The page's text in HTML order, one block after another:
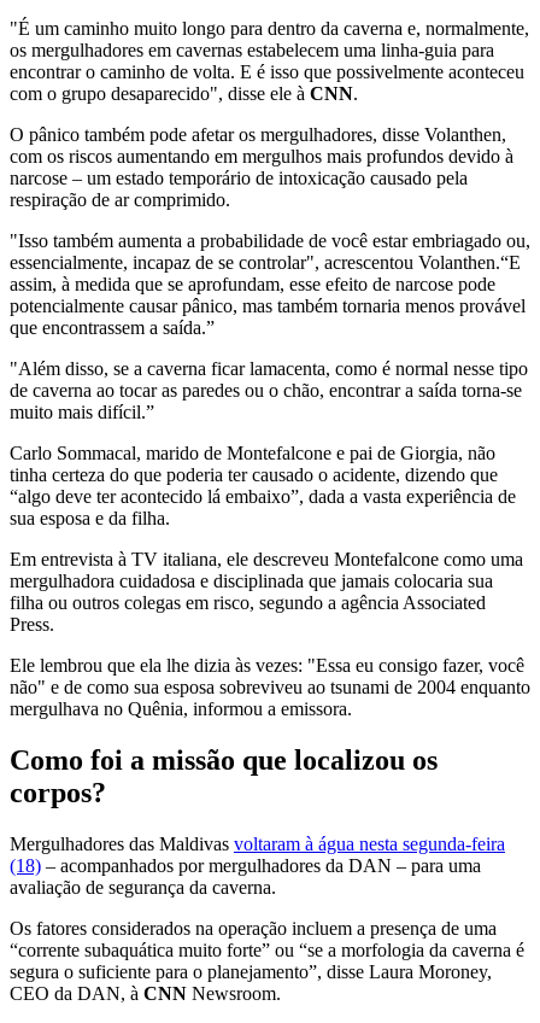
"É um caminho muito longo para dentro da caverna e, normalmente,
os mergulhadores em cavernas estabelecem uma linha-guia para
encontrar o caminho de volta. E é isso que possivelmente aconteceu
com o grupo desaparecido", disse ele à CNN.
O pânico também pode afetar os mergulhadores, disse Volanthen,
com os riscos aumentando em mergulhos mais profundos devido à
narcose – um estado temporário de intoxicação causado pela
respiração de ar comprimido.
"Isso também aumenta a probabilidade de você estar embriagado ou,
essencialmente, incapaz de se controlar", acrescentou Volanthen.“E
assim, à medida que se aprofundam, esse efeito de narcose pode
potencialmente causar pânico, mas também tornaria menos provável
que encontrassem a saída.”
"Além disso, se a caverna ficar lamacenta, como é normal nesse tipo
de caverna ao tocar as paredes ou o chão, encontrar a saída torna-se
muito mais difícil.”
Carlo Sommacal, marido de Montefalcone e pai de Giorgia, não
tinha certeza do que poderia ter causado o acidente, dizendo que
“algo deve ter acontecido lá embaixo”, dada a vasta experiência de
sua esposa e da filha.
Em entrevista à TV italiana, ele descreveu Montefalcone como uma
mergulhadora cuidadosa e disciplinada que jamais colocaria sua
filha ou outros colegas em risco, segundo a agência Associated
Press.
Ele lembrou que ela lhe dizia às vezes: "Essa eu consigo fazer, você
não" e de como sua esposa sobreviveu ao tsunami de 2004 enquanto
mergulhava no Quênia, informou a emissora.
Como foi a missão que localizou os
corpos?
Mergulhadores das Maldivas voltaram à água nesta segunda-feira
(18) – acompanhados por mergulhadores da DAN – para uma
avaliação de segurança da caverna.
Os fatores considerados na operação incluem a presença de uma
“corrente subaquática muito forte” ou “se a morfologia da caverna é
segura o suficiente para o planejamento”, disse Laura Moroney,
CEO da DAN, à CNN Newsroom.